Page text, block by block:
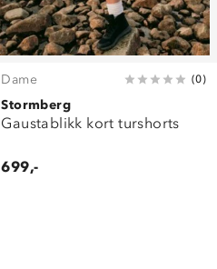
Dame (0)
Stormberg
Gaustablikk kort turshorts
699,-